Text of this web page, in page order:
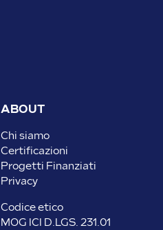
ABOUT
Chi siamo
Certificazioni
Progetti Finanziati
Privacy
Codice etico
MOG ICI D.LGS. 231.01